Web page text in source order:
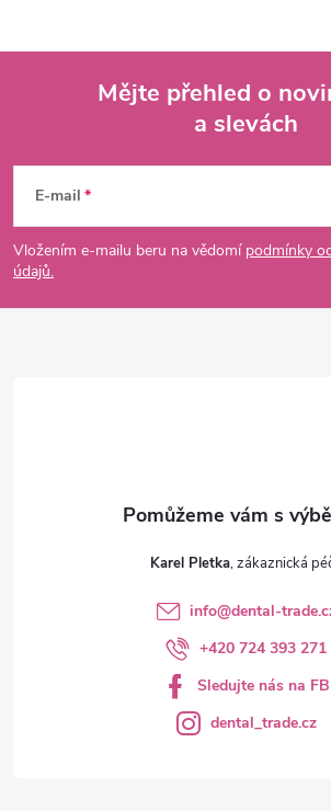
p
a
Mějte přehled o
a slevách
E-mail
Vložením e-mailu beru na vědomí podmínky
údajů.
Karel Pletka
info@dental-
+420 724 393 271
Sledujte nás na FB
dental_trade.cz